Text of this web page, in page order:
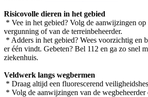
Risicovolle dieren in het gebied
* Vee in het gebied? Volg de aanwijzingen op
vergunning of van de terreinbeheerder.
* Adders in het gebied? Wees voorzichtig en
er één vindt. Gebeten? Bel 112 en ga zo snel
ziekenhuis.
Veldwerk langs wegbermen
* Draag altijd een fluorescerend
* Volg de aanwijzingen van de wegbeheerder